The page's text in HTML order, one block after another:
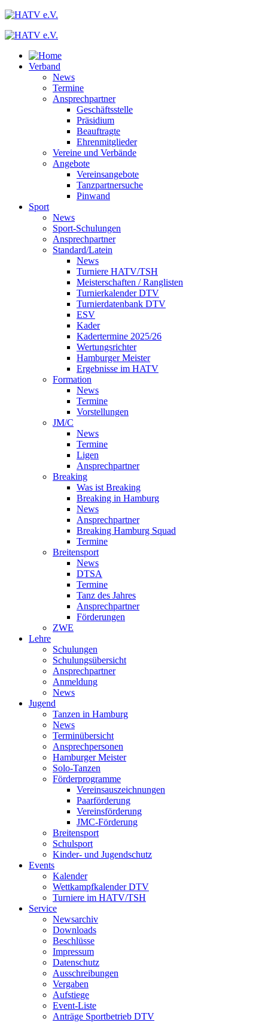
Verband
News
Termine
Ansprechpartner
Geschäftsstelle
Präsidium
Beauftragte
Ehrenmitglieder
Vereine und Verbände
Angebote
Vereinsangebote
Tanzpartnersuche
Pinwand
Sport
News
Sport-Schulungen
Ansprechpartner
Standard/Latein
News
Turniere HATV/TSH
Meisterschaften / Ranglisten
Turnierkalender DTV
Turnierdatenbank DTV
ESV
Kader
Kadertermine 2025/26
Wertungsrichter
Hamburger Meister
Ergebnisse im HATV
Formation
News
Termine
Vorstellungen
JM/C
News
Termine
Ligen
Ansprechpartner
Breaking
Was ist Breaking
Breaking in Hamburg
News
Ansprechpartner
Breaking Hamburg Squad
Termine
Breitensport
News
DTSA
Termine
Tanz des Jahres
Ansprechpartner
Förderungen
ZWE
Lehre
Schulungen
Schulungsübersicht
Ansprechpartner
Anmeldung
News
Jugend
Tanzen in Hamburg
News
Terminübersicht
Ansprechpersonen
Hamburger Meister
Solo-Tanzen
Förderprogramme
Vereinsauszeichnungen
Paarförderung
Vereinsförderung
JMC-Förderung
Breitensport
Schulsport
Kinder- und Jugendschutz
Events
Kalender
Wettkampfkalender DTV
Turniere im HATV/TSH
Service
Newsarchiv
Downloads
Beschlüsse
Impressum
Datenschutz
Ausschreibungen
Vergaben
Aufstiege
Event-Liste
Anträge Sportbetrieb DTV